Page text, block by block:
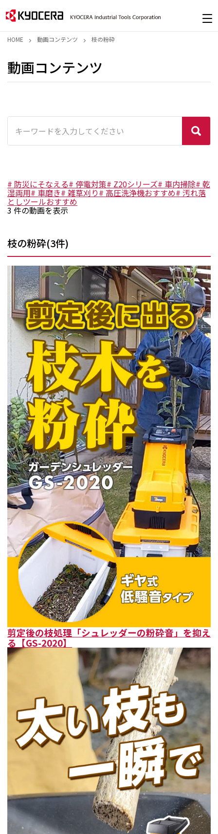
HOME 動画コンテンツ 枝の粉砕
動画コンテンツ
# 防災にそなえる# 停電対策# Z20シリーズ# 車内掃除# 乾
湿両用# 車磨き# 雑草刈り# 高圧洗浄機おすすめ# 汚れ落
としツールおすすめ
3 件の動画を表示
枝の粉砕(3件)
剪定後の枝処理「シュレッダーの粉砕音」を抑え
る【GS-2020】